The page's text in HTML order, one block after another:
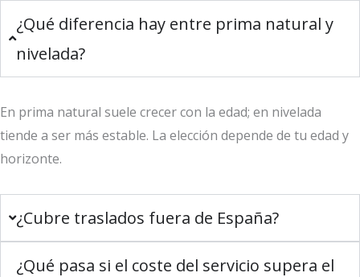
¿Qué diferencia hay entre prima natural y
nivelada?
En prima natural suele crecer con la edad; en nivelada
tiende a ser más estable. La elección depende de tu edad y
horizonte.
¿Cubre traslados fuera de España?
¿Qué pasa si el coste del servicio supera el